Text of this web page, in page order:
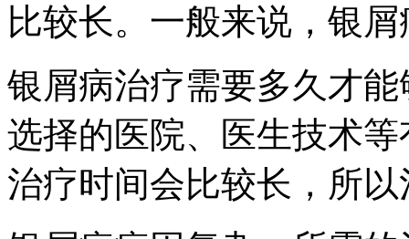
比较长。一般来说，银
银屑病治疗需要多久才
选择的医院、医生技术
治疗时间会比较长，所